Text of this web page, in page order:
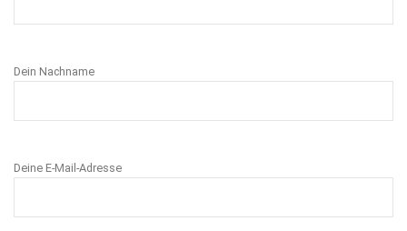
Dein Nachname
Deine E-Mail-Adresse